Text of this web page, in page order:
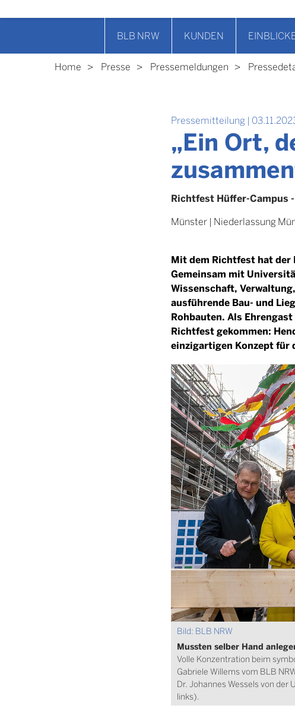
BLB NRW KUNDEN
Home Presse Pressemeldungen
Pressemitteilung |
„Ein Ort,
Richtfest Hüffer-Campus
Münster | Niederlassung
Mit dem Richtfest hat der
Gemeinsam mit
Wissenschaft,
ausführende Bau- und
Rohbauten. Als
Richtfest gekommen:
einzigartigen Konzept für
Bild: BLB NRW
Mussten selber Hand
Volle Konzentration beim
Gabriele Willems vom BLB
Dr. Johannes Wessels von
links).